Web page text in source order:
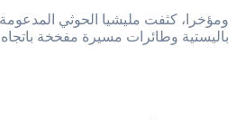
ومؤخرا، كثفت مليشيا الحوثي المدعومة
باليستية وطائرات مسيرة مفخخة